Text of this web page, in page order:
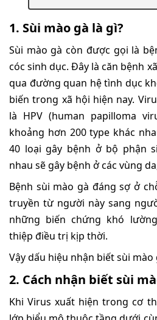
1. Sùi mào gà là gì?
Sùi mào gà còn được gọi là
cóc sinh dục. Đây là căn bệnh
qua đường quan hệ tình dục
biến trong xã hội hiện nay.
là HPV (human papilloma
khoảng hơn 200 type khác
40 loại gây bệnh ở bộ phận
nhau sẽ gây bệnh ở các vùng
Bệnh sùi mào gà đáng sợ ở
truyền từ người này sang
những biến chứng khó
thiệp điều trị kịp thời.
Vậy dấu hiệu nhận biết sùi mào
2. Cách nhận biết sùi
Khi Virus xuất hiện trong cơ